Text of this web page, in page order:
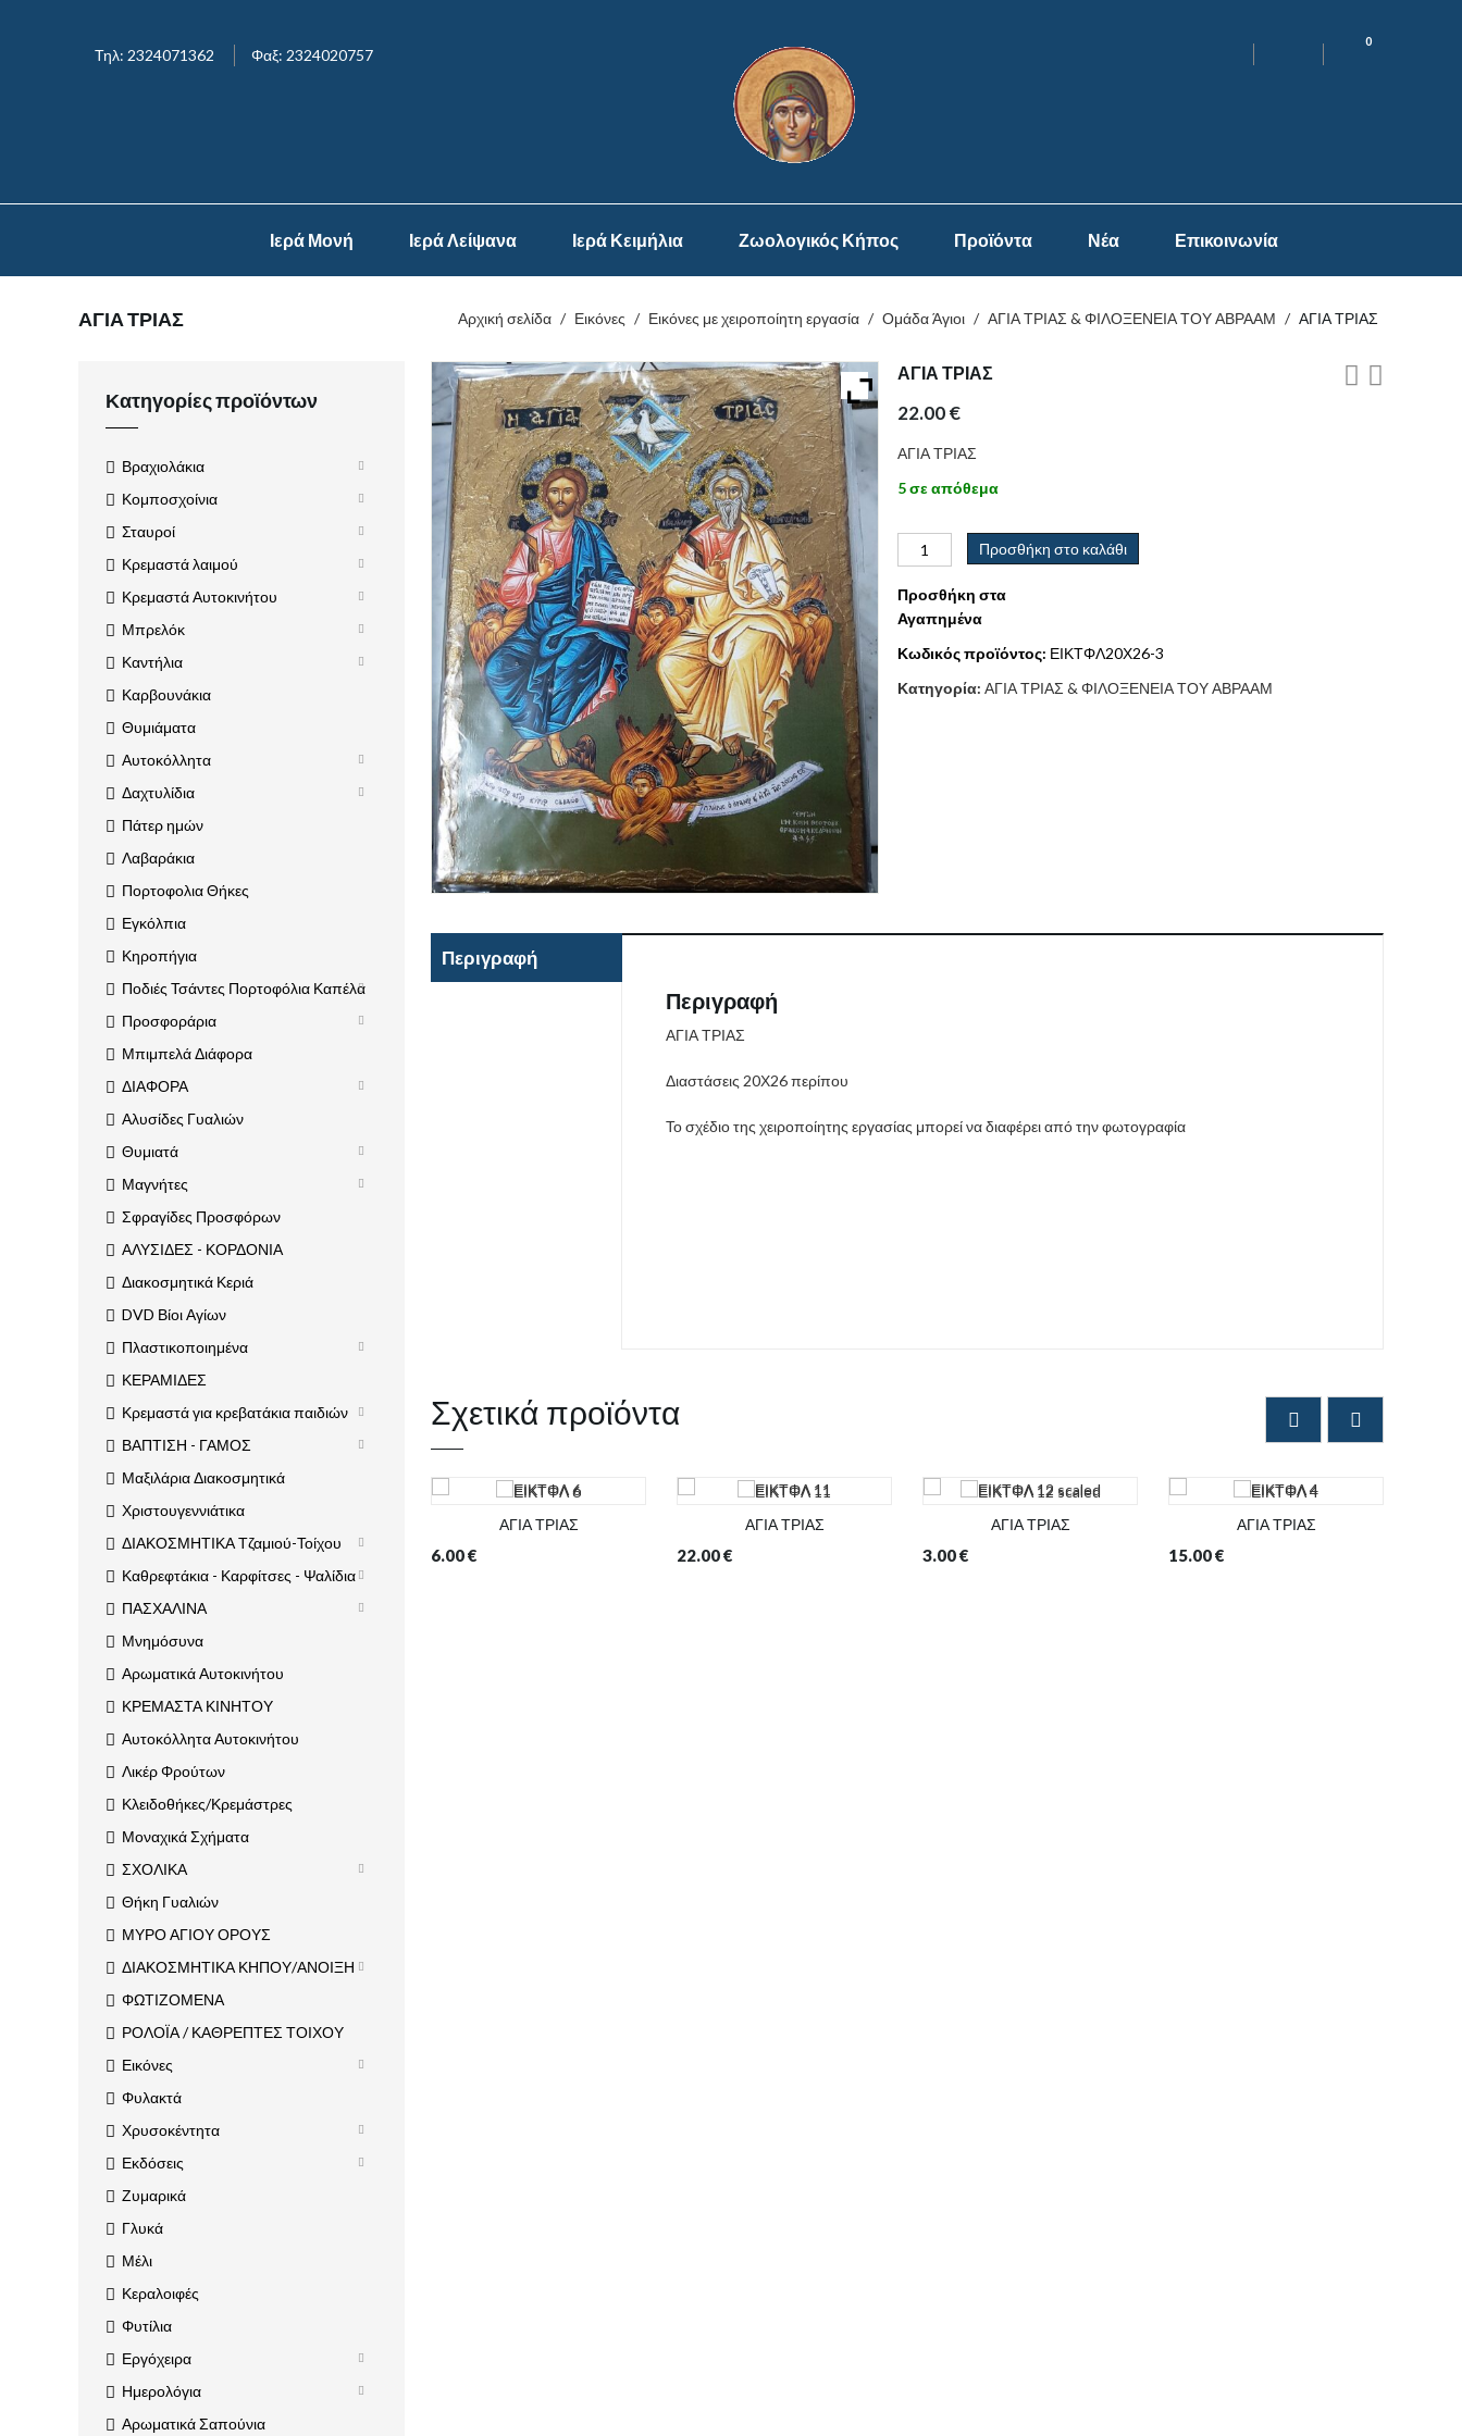
Τηλ: 2324071362 Φαξ: 2324020757
0
Ιερά Μονή Ιερά Λείψανα Ιερά Κειμήλια Ζωολογικός Κήπος Προϊόντα Νέα Επικοινωνία
ΑΓΙΑ ΤΡΙΑΣ Αρχική σελίδα / Εικόνες / Εικόνες με χειροποίητη εργασία / Ομάδα Άγιοι / ΑΓΙΑ ΤΡΙΑΣ & ΦΙΛΟΞΕΝΕΙΑ ΤΟΥ ΑΒΡΑΑΜ / ΑΓΙΑ ΤΡΙΑΣ
ΑΓΙΑ ΤΡΙΑΣ
22.00€
ΑΓΙΑ ΤΡΙΑΣ
5 σε απόθεμα
Προσθήκη στο καλάθι
Προσθήκη στα
Αγαπημένα
Κωδικός προϊόντος: ΕΙΚΤΦΛ20Χ26-3
Κατηγορία:ΑΓΙΑ ΤΡΙΑΣ & ΦΙΛΟΞΕΝΕΙΑ ΤΟΥ ΑΒΡΑΑΜ
Περιγραφή
Περιγραφή
ΑΓΙΑ ΤΡΙΑΣ
Διαστάσεις 20Χ26 περίπου
Το σχέδιο της χειροποίητης εργασίας μπορεί να διαφέρει από την φωτογραφία
Σχετικά προϊόντα
ΑΓΙΑ ΤΡΙΑΣ
6.00€
ΑΓΙΑ ΤΡΙΑΣ
22.00€
ΑΓΙΑ ΤΡΙΑΣ
3.00€
ΑΓΙΑ ΤΡΙΑΣ
15.00€
Κατηγορίες προϊόντων
Βραχιολάκια
Κομποσχοίνια
Σταυροί
Κρεμαστά λαιμού
Κρεμαστά Αυτοκινήτου
Μπρελόκ
Καντήλια
Καρβουνάκια
Θυμιάματα
Αυτοκόλλητα
Δαχτυλίδια
Πάτερ ημών
Λαβαράκια
Πορτοφολια Θήκες
Εγκόλπια
Κηροπήγια
Ποδιές Τσάντες Πορτοφόλια Καπέλα
Προσφοράρια
Μπιμπελά Διάφορα
ΔΙΑΦΟΡΑ
Αλυσίδες Γυαλιών
Θυμιατά
Μαγνήτες
Σφραγίδες Προσφόρων
ΑΛΥΣΙΔΕΣ - ΚΟΡΔΟΝΙΑ
Διακοσμητικά Κεριά
DVD Βίοι Αγίων
Πλαστικοποιημένα
ΚΕΡΑΜΙΔΕΣ
Κρεμαστά για κρεβατάκια παιδιών
ΒΑΠΤΙΣΗ - ΓΑΜΟΣ
Μαξιλάρια Διακοσμητικά
Χριστουγεννιάτικα
ΔΙΑΚΟΣΜΗΤΙΚΑ Τζαμιού-Τοίχου
Καθρεφτάκια - Καρφίτσες - Ψαλίδια
ΠΑΣΧΑΛΙΝΑ
Μνημόσυνα
Αρωματικά Αυτοκινήτου
ΚΡΕΜΑΣΤΑ ΚΙΝΗΤΟΥ
Αυτοκόλλητα Αυτοκινήτου
Λικέρ Φρούτων
Κλειδοθήκες/Κρεμάστρες
Μοναχικά Σχήματα
ΣΧΟΛΙΚΑ
Θήκη Γυαλιών
ΜΥΡΟ ΑΓΙΟΥ ΟΡΟΥΣ
ΔΙΑΚΟΣΜΗΤΙΚΑ ΚΗΠΟΥ/ΑΝΟΙΞΗ
ΦΩΤΙΖΟΜΕΝΑ
ΡΟΛΟΪΑ / ΚΑΘΡΕΠΤΕΣ ΤΟΙΧΟΥ
Εικόνες
Φυλακτά
Χρυσοκέντητα
Εκδόσεις
Ζυμαρικά
Γλυκά
Μέλι
Κεραλοιφές
Φυτίλια
Εργόχειρα
Ημερολόγια
Αρωματικά Σαπούνια